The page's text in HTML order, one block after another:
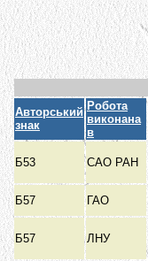
Авторський
знак
Робота
виконана
в
Б53 САО РАН
Б57
ГАО
Б57 ЛНУ